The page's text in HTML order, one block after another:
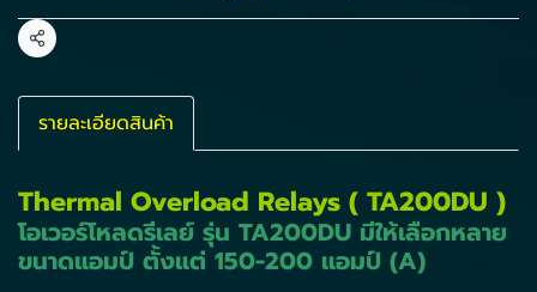
แชร์
รายละเอียดสินค้า
Thermal Overload Relays ( TA200DU )
โอเวอร์โหลดรีเลย์ รุ่น TA200DU มีให้เลือกหลาย
ขนาดแอมป์ ตั้งแต่ 150-200 แอมป์ (A)